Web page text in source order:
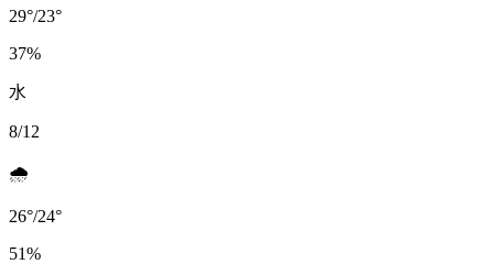
29°/23°
37%
水
8/12
🌧️
26°/24°
51%